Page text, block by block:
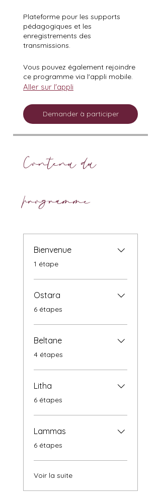
Plateforme pour les supports
pédagogiques et les
enregistrements des
transmissions.
Vous pouvez également rejoindre
ce programme via l'appli mobile.
Aller sur l'appli
Demander à participer
Contenu du
programme
Bienvenue
.1 étape
Ostara
.6 étapes
Beltane
4 étapes
Litha
.6 étapes
Lammas
.6 étapes
Voir la suite